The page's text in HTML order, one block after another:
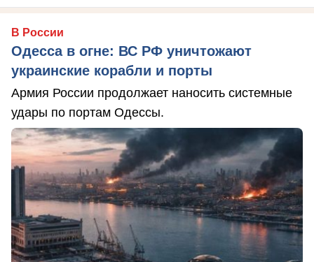
В России
Одесса в огне: ВС РФ уничтожают
украинские корабли и порты
Армия России продолжает наносить системные
удары по портам Одессы.